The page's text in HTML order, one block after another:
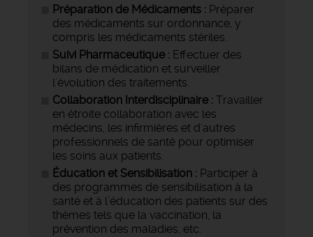
Préparation de Médicaments : Préparer
des médicaments sur ordonnance, y
compris les médicaments stériles.
Suivi Pharmaceutique : Effectuer des
bilans de médication et surveiller
l'évolution des traitements.
Collaboration Interdisciplinaire : Travailler
en étroite collaboration avec les
médecins, les infirmières et d'autres
professionnels de santé pour optimiser
les soins aux patients.
Éducation et Sensibilisation : Participer à
des programmes de sensibilisation à la
santé et à l’éducation des patients sur des
thèmes tels que la vaccination, la
prévention des maladies, etc.